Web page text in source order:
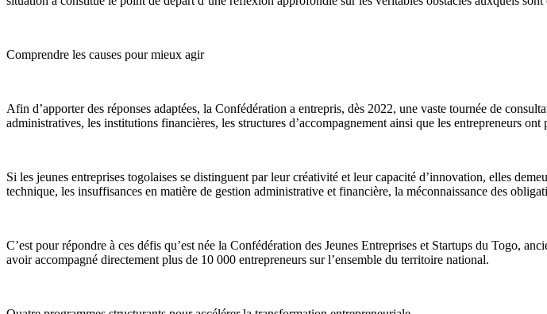
Comprendre les causes pour mieux agir
Afin d’apporter des réponses adaptées, la Confédération a entrepris, dès 2022, une vaste tournée de
administratives, les institutions financières, les structures d’accompagnement ainsi que les entrepreneurs
Si les jeunes entreprises togolaises se distinguent par leur créativité et leur capacité d’innovation, elles
technique, les insuffisances en matière de gestion administrative et financière, la méconnaissance des
C’est pour répondre à ces défis qu’est née la Confédération des Jeunes Entreprises et Startups du Togo,
avoir accompagné directement plus de 10 000 entrepreneurs sur l’ensemble du territoire national.